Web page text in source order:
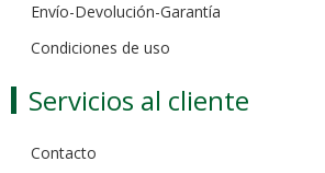
Envío-Devolución-Garantía
Condiciones de uso
Servicios al cliente
Contacto